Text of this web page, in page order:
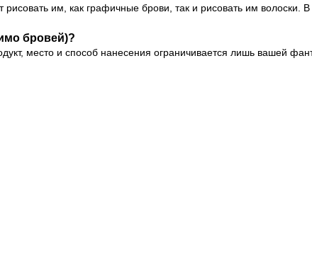
им, как графичные брови, так и рисовать им волоски.
бровей)?
место и способ нанесения ограничивается лишь вашей